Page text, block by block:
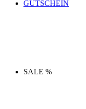
GUTSCHEIN
SALE %